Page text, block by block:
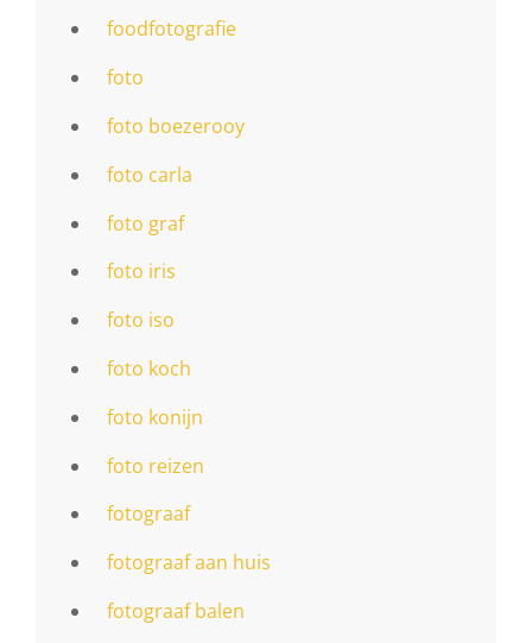
foodfotografie
foto
foto boezerooy
foto carla
foto graf
foto iris
foto iso
foto koch
foto konijn
foto reizen
fotograaf
fotograaf aan huis
fotograaf balen